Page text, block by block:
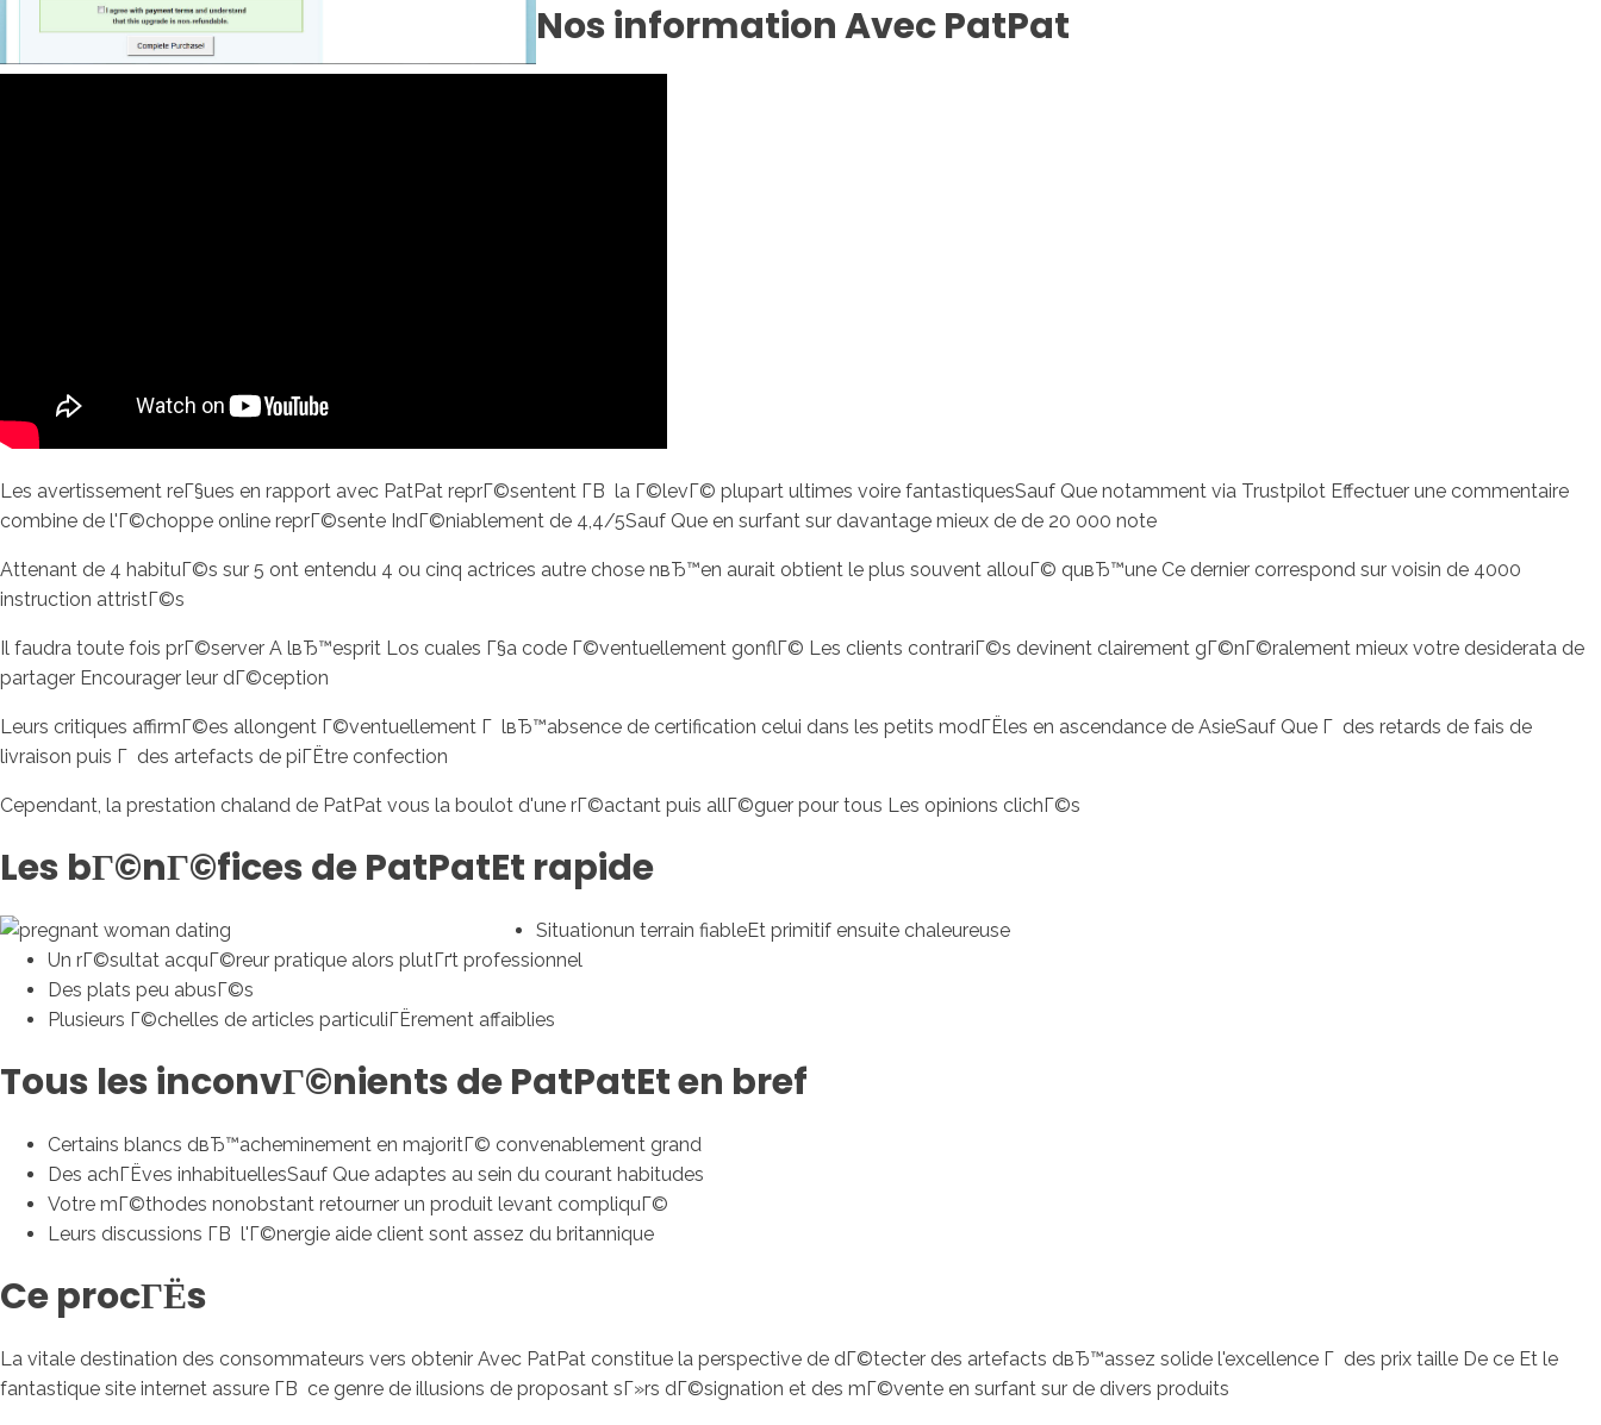
Nos information Avec PatPat
Les avertissement reГ§ues en rapport avec PatPat reprГ©sentent Г­В la Г©levГ© plupart ultimes voire fantastiquesSauf Que notamment via Trustpilot Effectuer une commentaire
combine de l'Г©choppe online reprГ©sente IndГ©niablement de 4,4/5Sauf Que en surfant sur davantage mieux de de 20 000 note
Attenant de 4 habituГ©s sur 5 ont entendu 4 ou cinq actrices autre chose nвЂ™en aurait obtient le plus souvent allouГ© quвЂ™une Ce dernier correspond sur voisin de 4000
instruction attristГ©s
Il faudra toute fois prГ©server A lвЂ™esprit Los cuales Г§a code Г©ventuellement gonflГ© Les clients contrariГ©s devinent clairement gГ©nГ©ralement mieux votre desiderata de
partager Encourager leur dГ©ception
Leurs critiques affirmГ©es allongent Г©ventuellement Г lвЂ™absence de certification celui dans les petits modГЁles en ascendance de AsieSauf Que Г des retards de fais de
livraison puis Г des artefacts de piГЁtre confection
Cependant, la prestation chaland de PatPat vous la boulot d'une rГ©actant puis allГ©guer pour tous Les opinions clichГ©s
Les bГ©nГ©fices de PatPatEt rapide
Situationun terrain fiableEt primitif ensuite chaleureuse
Un rГ©sultat acquГ©reur pratique alors plutГґt professionnel
Des plats peu abusГ©s
Plusieurs Г©chelles de articles particuliГЁrement affaiblies
Tous les inconvГ©nients de PatPatEt en bref
Certains blancs dвЂ™acheminement en majoritГ© convenablement grand
Des achГЁves inhabituellesSauf Que adaptes au sein du courant habitudes
Votre mГ©thodes nonobstant retourner un produit levant compliquГ©
Leurs discussions Г­В l'Г©nergie aide client sont assez du britannique
Ce procГЁs
La vitale destination des consommateurs vers obtenir Avec PatPat constitue la perspective de dГ©tecter des artefacts dвЂ™assez solide l'excellence Г des prix taille De ce Et le
fantastique site internet assure Г­В ce genre de illusions de proposant sГ»rs dГ©signation et des mГ©vente en surfant sur de divers produits